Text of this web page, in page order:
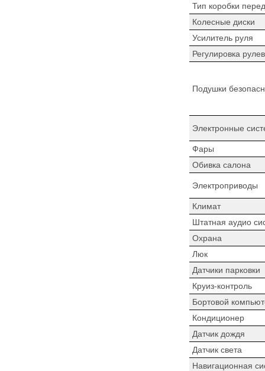
Тип коробки
Колесные диски
Усилитель руля
Регулировка
Подушки
Электронные
Фары
Обивка салона
Электроприводы
Климат
Штатная аудио
Охрана
Люк
Датчики парковки
Круиз-контроль
Бортовой
Кондиционер
Датчик дождя
Датчик света
Навигационная